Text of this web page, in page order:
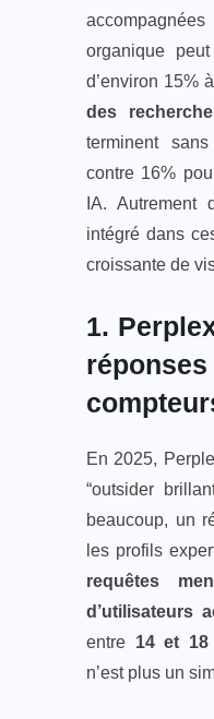
organique
d’environ 15%
des
terminent
contre 16%
IA.
intégré dans
croissante de
1.
En 2025,
“outsider
beaucoup, un
les profils
requêtes
d’utilisateurs
entre 14 et
n’est plus un